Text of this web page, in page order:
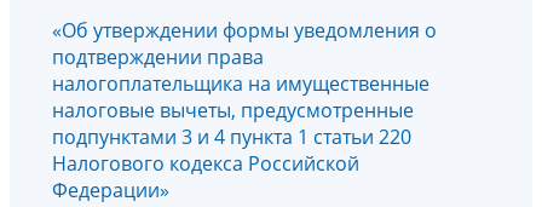
«Об утверждении формы уведомления о
подтверждении права
налогоплательщика на имущественные
налоговые вычеты, предусмотренные
подпунктами 3 и 4 пункта 1 статьи 220
Налогового кодекса Российской
Федерации»